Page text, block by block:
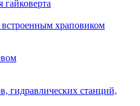
храповиком
гидравлических станций,